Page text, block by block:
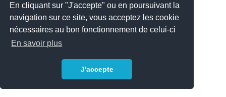
En cliquant sur "J'accepte" ou en poursuivant la
navigation sur ce site, vous acceptez les cookie
nécessaires au bon fonctionnement de celui-ci
En savoir plus
J'accepte